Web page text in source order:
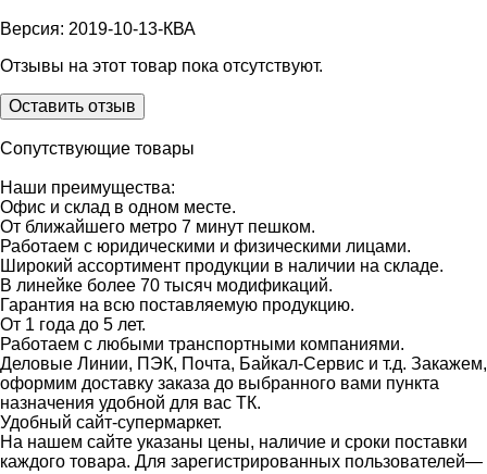
Версия: 2019-10-13-КВА
Отзывы на этот товар пока отсутствуют.
Оставить отзыв
Сопутствующие товары
Наши преимущества:
Офис и склад в одном месте.
От ближайшего метро 7 минут пешком.
Работаем с юридическими и физическими лицами.
Широкий ассортимент продукции в наличии на складе.
В линейке более 70 тысяч модификаций.
Гарантия на всю поставляемую продукцию.
От 1 года до 5 лет.
Работаем с любыми транспортными компаниями.
Деловые Линии, ПЭК, Почта, Байкал-Сервис и т.д. Закажем,
оформим доставку заказа до выбранного вами пункта
назначения удобной для вас ТК.
Удобный сайт-супермаркет.
На нашем сайте указаны цены, наличие и сроки поставки
каждого товара. Для зарегистрированных пользователей—